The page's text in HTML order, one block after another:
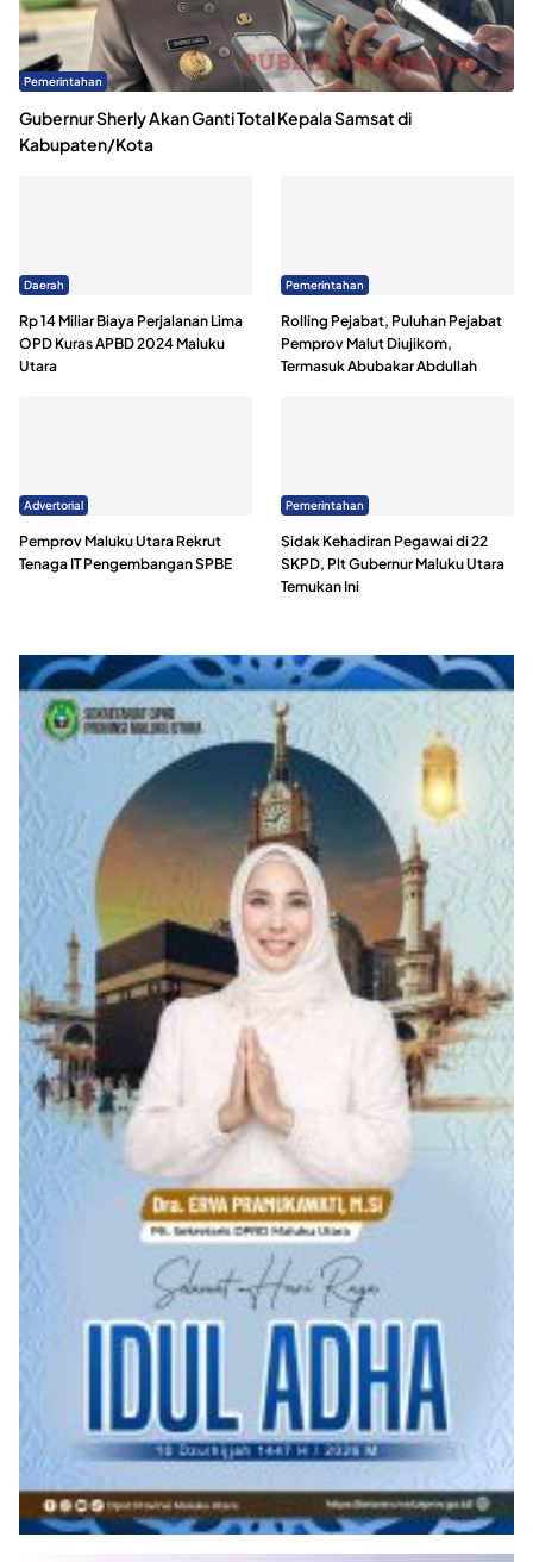
Pemerintahan
Gubernur Sherly Akan Ganti Total Kepala Samsat di
Kabupaten/Kota
Daerah
Rp 14 Miliar Biaya Perjalanan Lima
OPD Kuras APBD 2024 Maluku
Utara
Pemerintahan
Rolling Pejabat, Puluhan Pejabat
Pemprov Malut Diujikom,
Termasuk Abubakar Abdullah
Advertorial
Pemprov Maluku Utara Rekrut
Tenaga IT Pengembangan SPBE
Pemerintahan
Sidak Kehadiran Pegawai di 22
SKPD, Plt Gubernur Maluku Utara
Temukan Ini